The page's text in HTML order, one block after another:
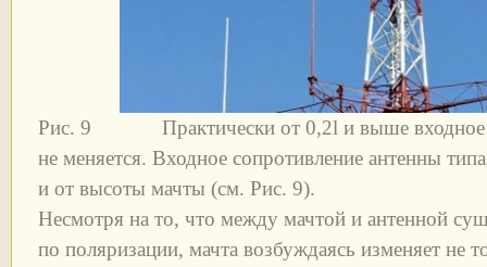
Рис. 9 Практически от 0,2l и выше входное
не меняется. Входное сопротивление антенны
и от высоты мачты (см. Рис. 9).
Несмотря на то, что между мачтой и антенной
по поляризации, мачта возбуждаясь изменяет не